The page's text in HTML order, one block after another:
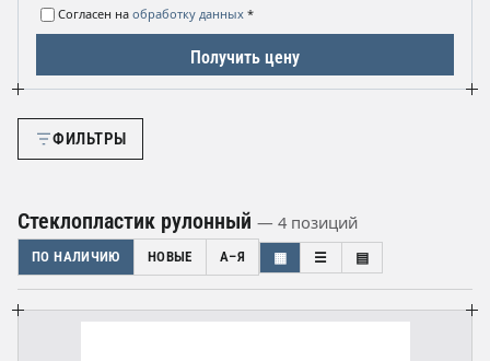
Согласен на обработку данных *
Получить цену
ФИЛЬТРЫ
Стеклопластик рулонный — 4 позиций
ПО НАЛИЧИЮ НОВЫЕ А–Я ▦ ☰ ▤